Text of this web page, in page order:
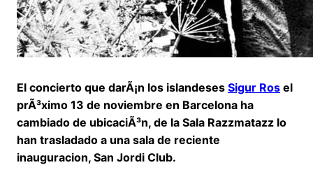
El concierto que darÃ¡n los islandeses Sigur Ros el
prÃ³ximo 13 de noviembre en Barcelona ha
cambiado de ubicaciÃ³n, de la Sala Razzmatazz lo
han trasladado a una sala de reciente
inauguracion, San Jordi Club.